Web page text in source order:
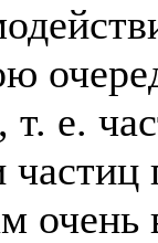
е.
очень